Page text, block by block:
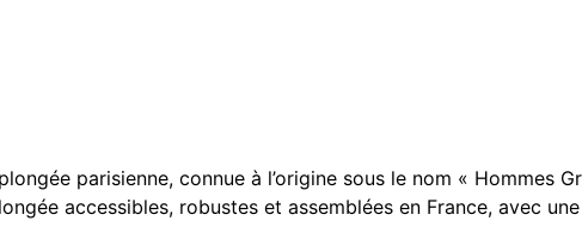
parisienne, connue à l’origine sous le nom « Hommes
accessibles, robustes et assemblées en France, avec